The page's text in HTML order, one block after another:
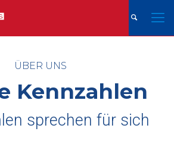
ÜBER UNS
Kennzahlen
sprechen für sich